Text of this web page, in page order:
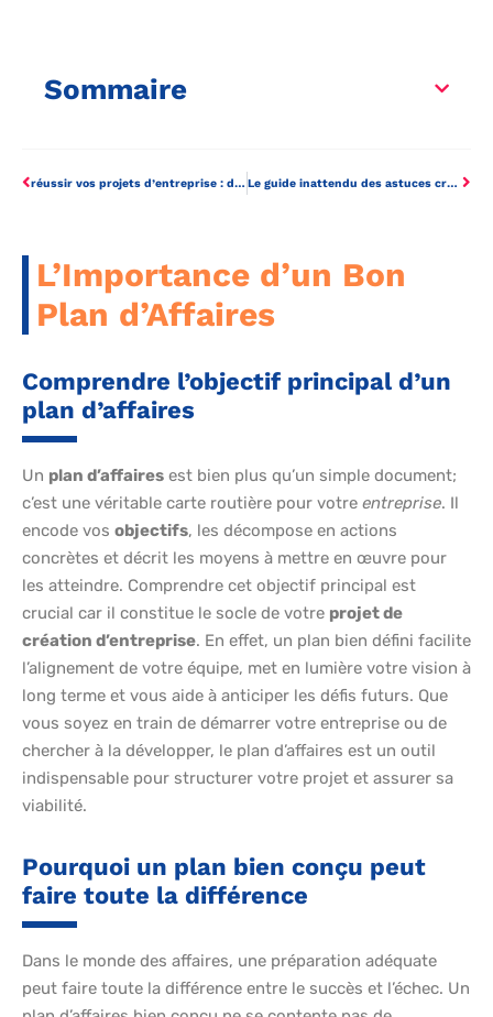
Sommaire
réussir vos projets d’entreprise : des stratégies de lancement surprenantes Le guide inattendu des astuces cruciales pour startup en pleine ascension
L’Importance d’un Bon
Plan d’Affaires
Comprendre l’objectif principal d’un
plan d’affaires
Un plan d’affaires est bien plus qu’un simple document;
c’est une véritable carte routière pour votre entreprise. Il
encode vos objectifs, les décompose en actions
concrètes et décrit les moyens à mettre en œuvre pour
les atteindre. Comprendre cet objectif principal est
crucial car il constitue le socle de votre projet de
création d’entreprise. En effet, un plan bien défini facilite
l’alignement de votre équipe, met en lumière votre vision à
long terme et vous aide à anticiper les défis futurs. Que
vous soyez en train de démarrer votre entreprise ou de
chercher à la développer, le plan d’affaires est un outil
indispensable pour structurer votre projet et assurer sa
viabilité.
Pourquoi un plan bien conçu peut
faire toute la différence
Dans le monde des affaires, une préparation adéquate
peut faire toute la différence entre le succès et l’échec. Un